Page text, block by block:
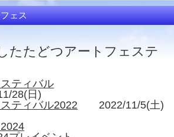
ェス
たたどつアートフェステ
ティバル
28(日)
ティバル2022 2022/11/5(土)